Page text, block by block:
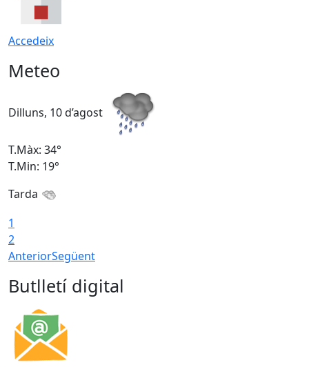
Accedeix
Meteo
Dilluns, 10 d’agost
T.Màx: 34°
T.Min: 19°
Tarda
1
2
AnteriorSegüent
Butlletí digital